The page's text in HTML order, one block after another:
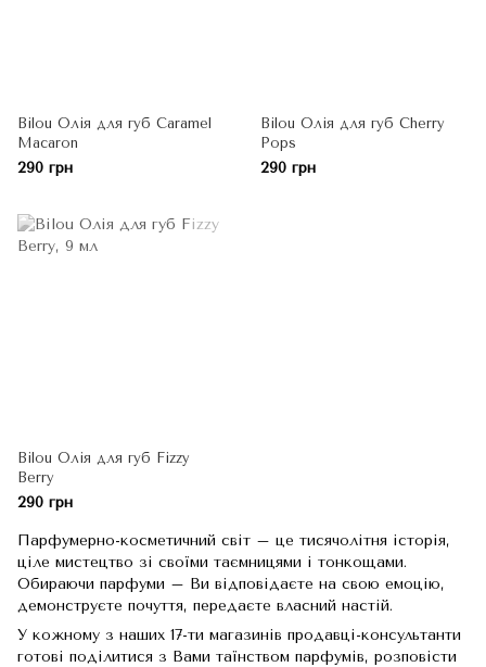
Bilou Олія для губ Caramel
Macaron
290 грн
Bilou Олія для губ Cherry
Pops
290 грн
Bilou Олія для губ Fizzy
Berry
290 грн
Парфумерно-косметичний світ – це тисячолітня історія,
ціле мистецтво зі своїми таємницями і тонкощами.
Обираючи парфуми – Ви відповідаєте на свою емоцію,
демонструєте почуття, передаєте власний настій.
У кожному з наших 17-ти магазинів продавці-консультанти
готові поділитися з Вами таїнством парфумів, розповісти